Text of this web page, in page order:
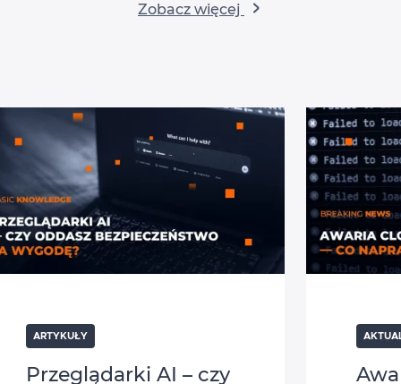
Zobacz więcej
ARTYKUŁY
Przeglądarki AI – czy